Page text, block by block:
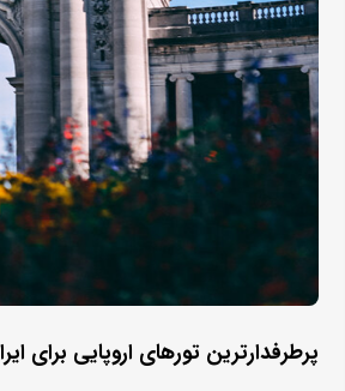
پرطرفدارترین تورهای اروپایی برای